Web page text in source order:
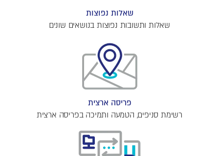
שאלות נפוצות
שאלות ותשובות נפוצות בנושאים שונים
פריסה ארצית
רשימת סניפים, הטמעה ותמיכה בפריסה ארצית